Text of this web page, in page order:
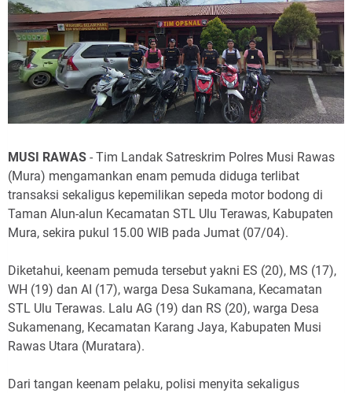
MUSI RAWAS - Tim Landak Satreskrim Polres Musi Rawas
(Mura) mengamankan enam pemuda diduga terlibat
transaksi sekaligus kepemilikan sepeda motor bodong di
Taman Alun-alun Kecamatan STL Ulu Terawas, Kabupaten
Mura, sekira pukul 15.00 WIB pada Jumat (07/04).
Diketahui, keenam pemuda tersebut yakni ES (20), MS (17),
WH (19) dan AI (17), warga Desa Sukamana, Kecamatan
STL Ulu Terawas. Lalu AG (19) dan RS (20), warga Desa
Sukamenang, Kecamatan Karang Jaya, Kabupaten Musi
Rawas Utara (Muratara).
Dari tangan keenam pelaku, polisi menyita sekaligus